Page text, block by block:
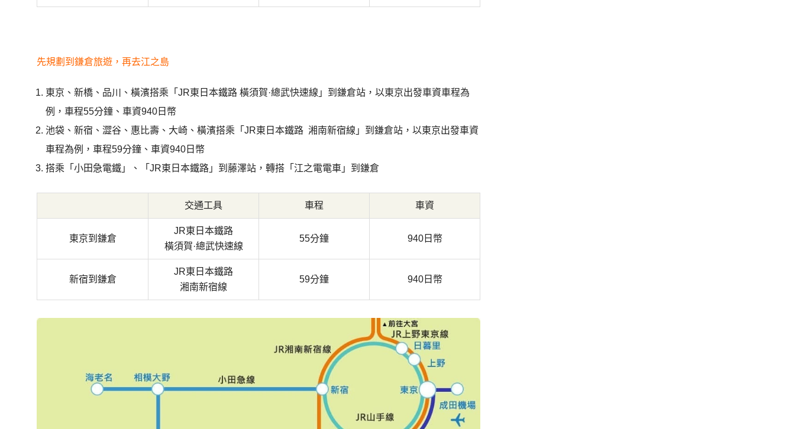
先規劃到鎌倉旅遊，再去江之島
東京 、 新橋 、 品川 、橫濱搭乘 「 JR東日本鐵路 橫須賀·總武快速線 」到鎌倉站 ，以東京出發車資車程為
例， 車程55分鐘 、 車資940日幣
池袋 、 新宿 、 澀谷 、惠比壽、大崎、橫濱搭乘 「 JR東日本鐵路 湘南新宿線 」到鎌倉站 ，以東京出發車資
車程為例， 車程59分鐘、車資940日幣
搭乘「小田急電鐵」
、「JR東日本鐵路」 到藤澤站，轉搭「江之電電車」到鎌倉
交通工具 車程 車資
東京到鎌倉
JR東日本鐵路
橫須賀·總武快速線
55分鐘 940日幣
新宿到鎌倉
JR東日本鐵路
湘南新宿線
59分鐘 940日幣